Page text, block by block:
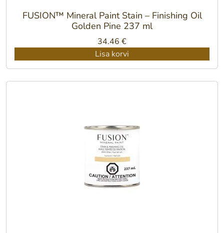
FUSION™ Mineral Paint Stain – Finishing Oil
Golden Pine 237 ml
34.46 €
Lisa korvi